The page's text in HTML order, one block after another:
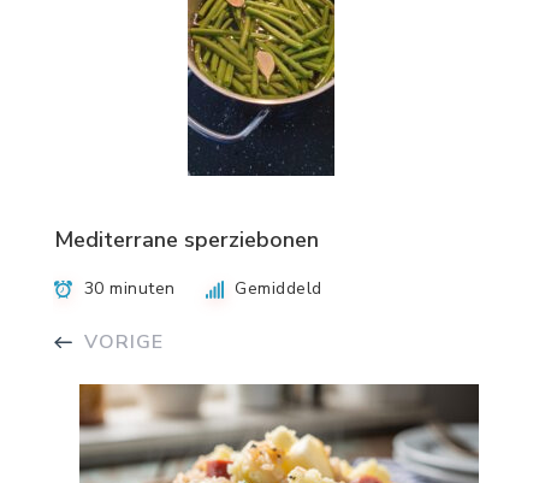
Mediterrane sperziebonen
30 minuten Gemiddeld
VORIGE